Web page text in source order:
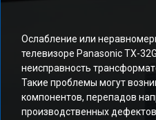
Ослабление или
телевизоре Panasonic TX-
неисправность
Такие проблемы могут
компонентов, перепадов
производственных дефектов.